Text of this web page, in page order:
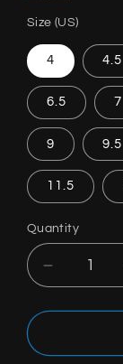
Size (US)
4 4.5
6.5 7
9 9.5
11.5
Quantity
Quantity
Decrease
quantity
for
BOOST